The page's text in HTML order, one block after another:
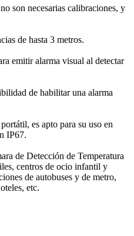
son necesarias calibraciones, y
de hasta 3 metros.
emitir alarma visual al detectar
de habilitar una alarma
es apto para su uso en
IP67.
de Detección de Temperatura
centros de ocio infantil y
de autobuses y de metro,
etc.